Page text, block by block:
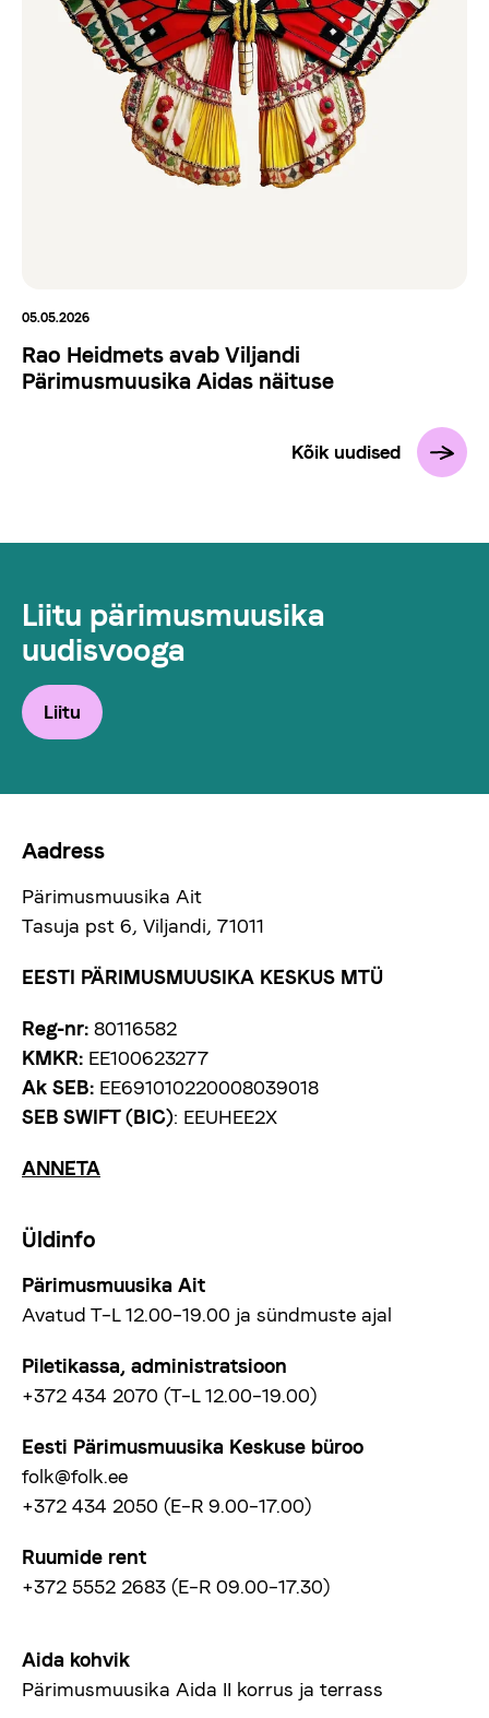
05.05.2026
Rao Heidmets avab Viljandi
Pärimusmuusika Aidas näituse
Kõik uudised
Liitu pärimusmuusika
uudisvooga
Liitu
Aadress
Pärimusmuusika Ait
Tasuja pst 6, Viljandi, 71011
EESTI PÄRIMUSMUUSIKA KESKUS MTÜ
Reg-nr: 80116582
KMKR: EE100623277
Ak SEB: EE691010220008039018
SEB SWIFT (BIC): EEUHEE2X
ANNETA
Üldinfo
Pärimusmuusika Ait
Avatud T–L 12.00–19.00 ja sündmuste ajal
Piletikassa, administratsioon
+372 434 2070 (T–L 12.00–19.00)
Eesti Pärimusmuusika Keskuse büroo
folk@folk.ee
+372 434 2050 (E–R 9.00–17.00)
Ruumide rent
+372 5552 2683 (E–R 09.00–17.30)
Aida kohvik
Pärimusmuusika Aida II korrus ja terrass